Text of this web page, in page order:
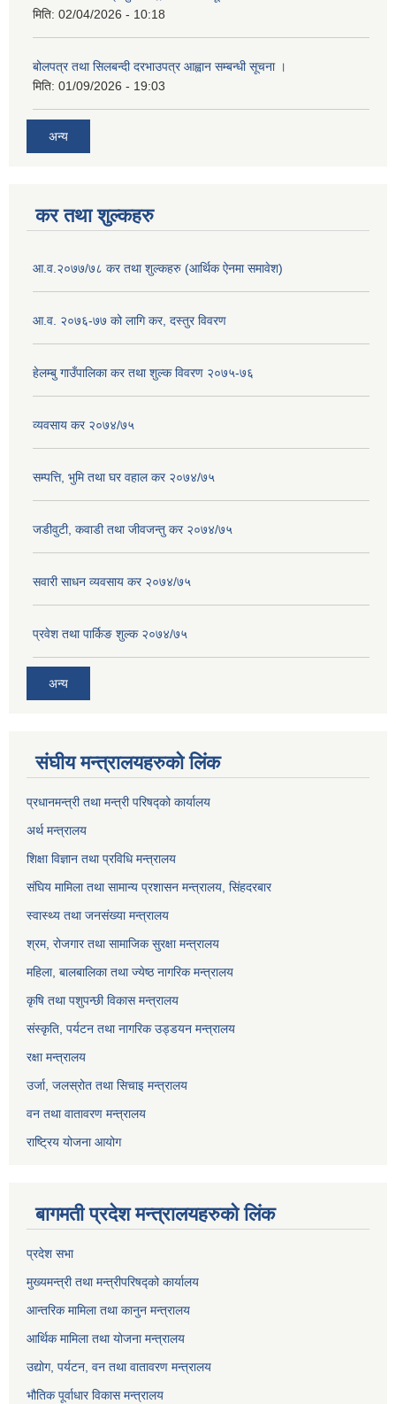
मिति: 02/04/2026 - 10:18
बोलपत्र तथा सिलबन्दी दरभाउपत्र आह्वान सम्बन्धी सूचना ।
मिति: 01/09/2026 - 19:03
अन्य
कर तथा शुल्कहरु
आ.व.२०७७/७८ कर तथा शुल्कहरु (आर्थिक ऐनमा समावेश)
आ.व. २०७६-७७ को लागि कर, दस्तुर विवरण
हेलम्बु गाउँपालिका कर तथा शुल्क विवरण २०७५-७६
व्यवसाय कर २०७४/७५
सम्पत्ति, भुमि तथा घर वहाल कर २०७४/७५
जडीवुटी, कवाडी तथा जीवजन्तु कर २०७४/७५
सवारी साधन व्यवसाय कर २०७४/७५
प्रवेश तथा पार्किङ शुल्क २०७४/७५
अन्य
संघीय मन्त्रालयहरुको लिंक
प्रधानमन्त्री तथा मन्त्री परिषद्को कार्यालय
अर्थ मन्त्रालय
शिक्षा विज्ञान तथा प्रविधि मन्त्रालय
संघिय मामिला तथा सामान्य प्रशासन मन्त्रालय, सिंहदरबार
स्वास्थ्य तथा जनसंख्या मन्त्रालय
श्रम, रोजगार तथा सामाजिक सुरक्षा मन्त्रालय
महिला, बालबालिका तथा ज्येष्ठ नागरिक मन्त्रालय
कृषि तथा पशुपन्छी विकास मन्त्रालय
संस्कृति, पर्यटन तथा नागरिक उड्डयन मन्त्रालय
रक्षा मन्त्रालय
उर्जा, जलस्रोत तथा सिचाइ मन्त्रालय
वन तथा वातावरण मन्त्रालय
राष्ट्रिय योजना आयोग
बागमती प्रदेश मन्त्रालयहरुको लिंक
प्रदेश सभा
मुख्यमन्त्री तथा मन्त्रीपरिषद्को कार्यालय
आन्तरिक मामिला तथा कानुन मन्त्रालय
आर्थिक मामिला तथा योजना मन्त्रालय
उद्योग, पर्यटन, वन तथा वातावरण मन्त्रालय
भौतिक पूर्वाधार विकास मन्त्रालय